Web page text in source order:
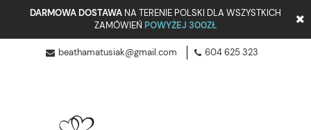
DARMOWA DOSTAWA NA TERENIE POLSKI DLA WSZYSTKICH
ZAMÓWIEŃ POWYŻEJ 300ZŁ
beathamatusiak@gmail.com 604 625 323